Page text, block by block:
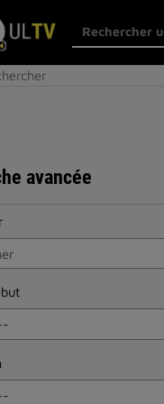
avancée